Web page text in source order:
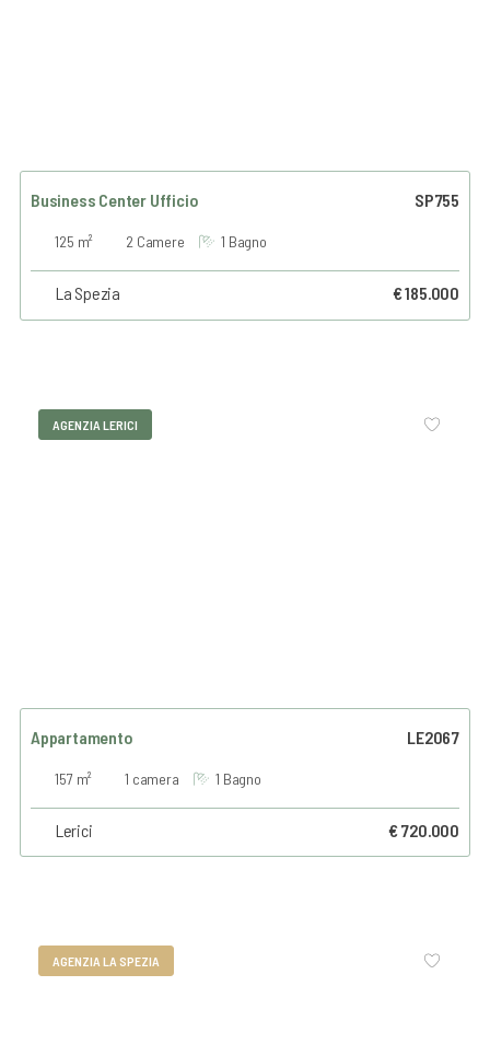
Business Center Ufficio SP755
125 m² 2 Camere 1 Bagno
La Spezia € 185.000
AGENZIA LERICI
Appartamento LE2067
157 m² 1 camera 1 Bagno
Lerici € 720.000
AGENZIA LA SPEZIA